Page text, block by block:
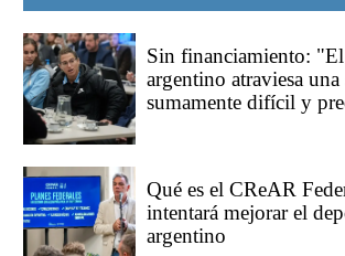
Sin financiamiento:
argentino atraviesa
sumamente difícil y
Qué es el CReAR
intentará mejorar el
argentino